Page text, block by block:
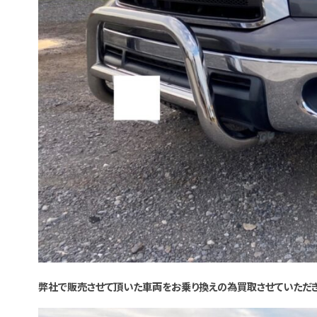
弊社で販売させて頂いた車両をお乗り換えの為買取させていただ